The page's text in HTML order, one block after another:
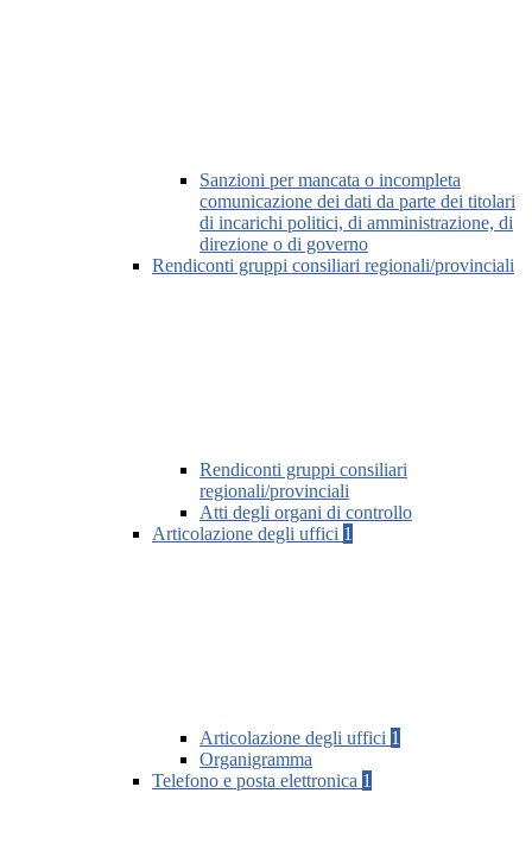
Sanzioni per mancata o incompleta
comunicazione dei dati da parte dei titolari
di incarichi politici, di amministrazione, di
direzione o di governo
Rendiconti gruppi consiliari regionali/provinciali
Rendiconti gruppi consiliari
regionali/provinciali
Atti degli organi di controllo
Articolazione degli uffici 1
Articolazione degli uffici 1
Organigramma
Telefono e posta elettronica 1